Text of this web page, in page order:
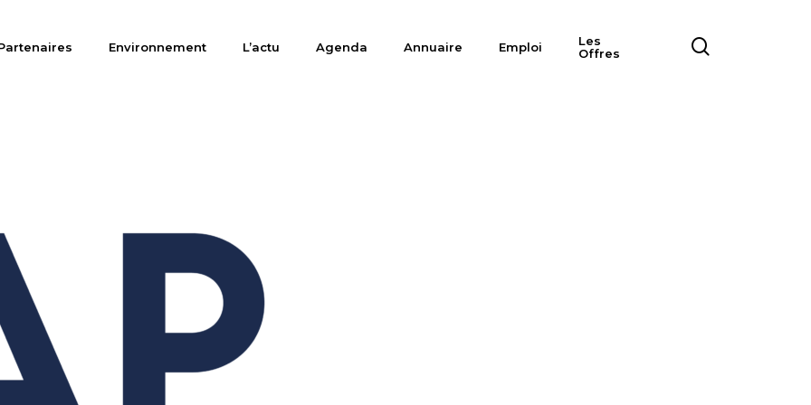
Environnement L’actu Agenda Annuaire Emploi
Les
Offres